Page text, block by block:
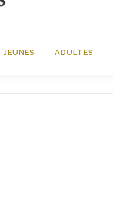
JEUNES ADULTES